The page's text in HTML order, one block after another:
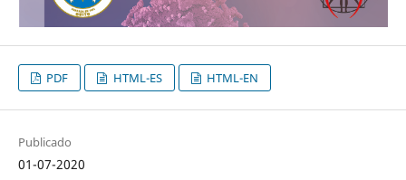
PDF HTML-ES HTML-EN
Publicado
01-07-2020